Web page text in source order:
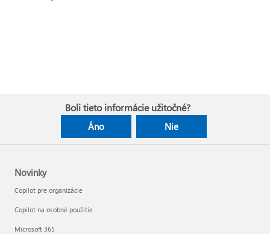
Boli tieto informácie užitočné?
Áno Nie
Novinky
Copilot pre organizácie
Copilot na osobné použitie
Microsoft 365